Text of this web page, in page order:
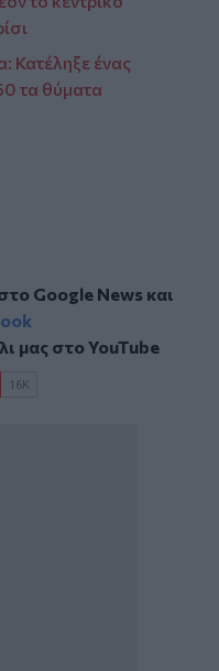
Κατέληξε ένας
τα θύματα
Google Newsκαι
μας στοYouTube